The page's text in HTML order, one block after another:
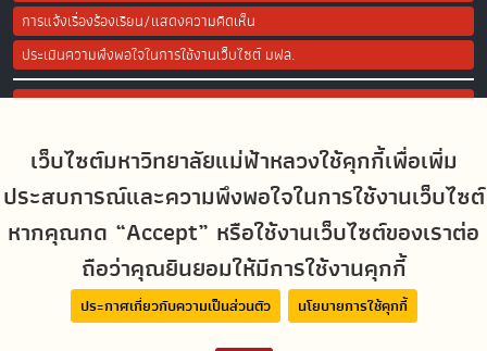
เว็บไซต์มหาวิทยาลัยแม่ฟ้าหลวงใช้คุกกี้เพื่อเพิ่ม
ประสบการณ์และความพึงพอใจในการใช้งานเว็บไซต์
หากคุณกด “Accept” หรือใช้งานเว็บไซต์ของเราต่อ
ถือว่าคุณยินยอมให้มีการใช้งานคุกกี้
ประกาศเกี่ยวกับความเป็นส่วนตัว นโยบายการใช้คุกกี้
การแจ้งเรื่องร้องเรียน/แสดงความคิดเห็น
ประเมินความพึงพอใจในการใช้งานเว็บไซต์ มฟล.
Site Map
Social Media
MFUconnect